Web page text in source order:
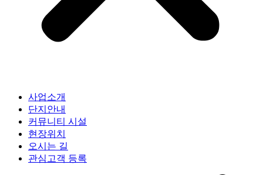
사업소개
단지안내
커뮤니티 시설
현장위치
오시는 길
관심고객 등록